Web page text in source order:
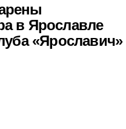
в Ярославле
«Ярославич»